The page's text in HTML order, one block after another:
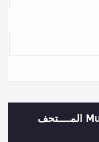
Musée National du Bardo المــــتحف